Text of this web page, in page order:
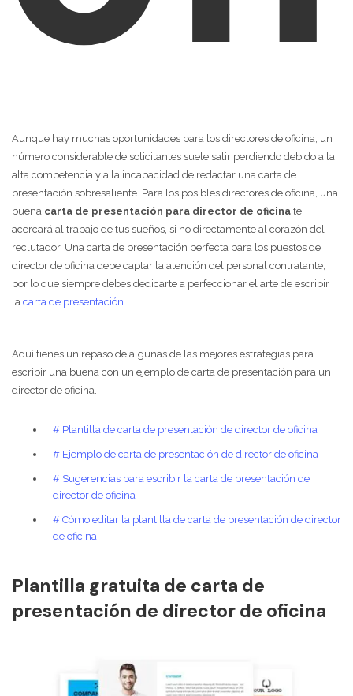
Aunque hay muchas oportunidades para los directores de oficina, un
número considerable de solicitantes suele salir perdiendo debido a la
alta competencia y a la incapacidad de redactar una carta de
presentación sobresaliente. Para los posibles directores de oficina, una
buena carta de presentación para director de oficina te
acercará al trabajo de tus sueños, si no directamente al corazón del
reclutador. Una carta de presentación perfecta para los puestos de
director de oficina debe captar la atención del personal contratante,
por lo que siempre debes dedicarte a perfeccionar el arte de escribir
la carta de presentación.
Aquí tienes un repaso de algunas de las mejores estrategias para
escribir una buena con un ejemplo de carta de presentación para un
director de oficina.
# Plantilla de carta de presentación de director de oficina
# Ejemplo de carta de presentación de director de oficina
# Sugerencias para escribir la carta de presentación de
director de oficina
# Cómo editar la plantilla de carta de presentación de director
de oficina
Plantilla gratuita de carta de
presentación de director de oficina